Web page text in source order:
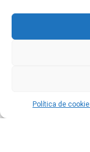
Política de
EL MERCADO